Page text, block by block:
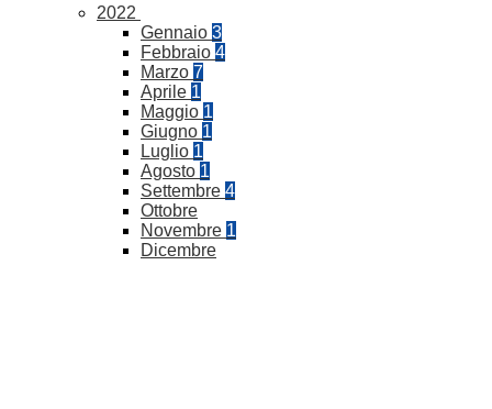
2022
Gennaio 3
Febbraio 4
Marzo 7
Aprile 1
Maggio 1
Giugno 1
Luglio 1
Agosto 1
Settembre 4
Ottobre
Novembre 1
Dicembre